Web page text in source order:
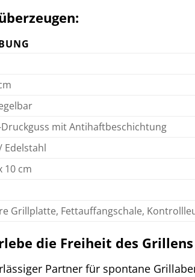
mit Antihaftbeschichtung
Edelstahl
10 cm
Grillplatte, Fettauffangschale,
die Freiheit des
Partner für spontane